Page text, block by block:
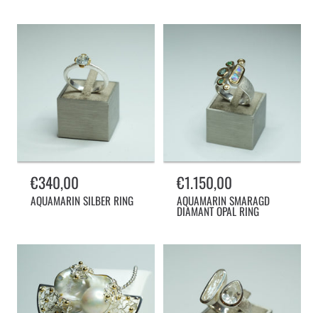
Normalpreis
€340,00
AQUAMARIN SILBER RING
Normalpreis
€1.150,00
AQUAMARIN SMARAGD
DIAMANT OPAL RING